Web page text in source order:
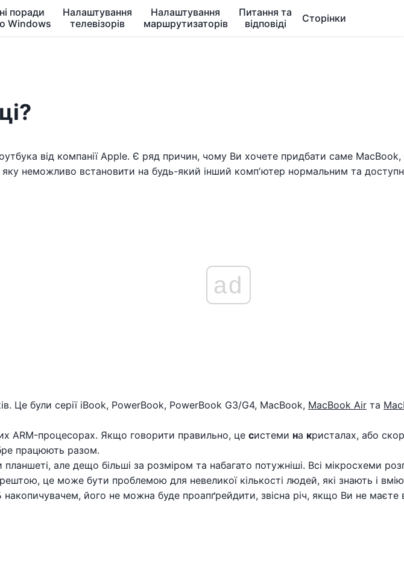
поради
Windows
Налаштування
телевізорів
Налаштування
маршрутизаторів
Питання та
відповіді
Сторінки
від компанії Apple. Є ряд причин, чому Ви хочете придбати саме
неможливо встановити на будь-який інший компʼютер нормальним та
ad
Це були серії iBook, PowerBook, PowerBook G3/G4, MacBook, MacBook Air та
ARM-процесорах. Якщо говорити правильно, це системи на кристалах, або
працюють разом.
але дещо більші за розміром та набагато потужніші. Всі мікросхеми
це може бути проблемою для невеликої кількості людей, які знають і
його не можна буде проапґрейдити, звісна річ, якщо Ви не